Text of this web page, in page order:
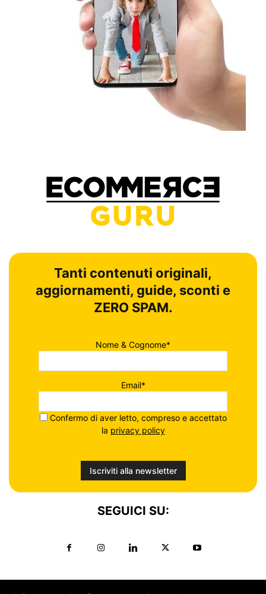
Tanti contenuti originali,
aggiornamenti, guide, sconti e
ZERO SPAM.
Nome & Cognome*
Email*
Confermo di aver letto, compreso e accettato
la privacy policy
SEGUICI SU: